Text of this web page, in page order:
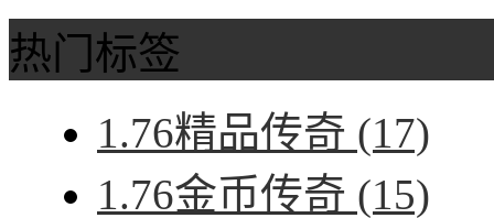
热门标签
1.76精品传奇 (17)
1.76金币传奇 (15)